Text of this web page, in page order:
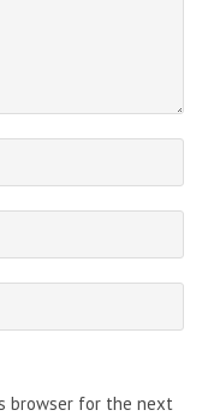
browser for the next